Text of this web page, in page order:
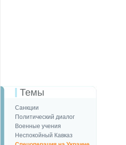
Темы
Санкции
Политический диалог
Военные учения
Неспокойный Кавказ